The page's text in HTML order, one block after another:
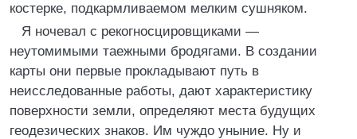
костерке, подкармливаемом мелким сушняком.
Я ночевал с рекогносцировщиками —
неутомимыми таежными бродягами. В создании
карты они первые прокладывают путь в
неисследованные работы, дают характеристику
поверхности земли, определяют места будущих
геодезических знаков. Им чуждо уныние. Ну и